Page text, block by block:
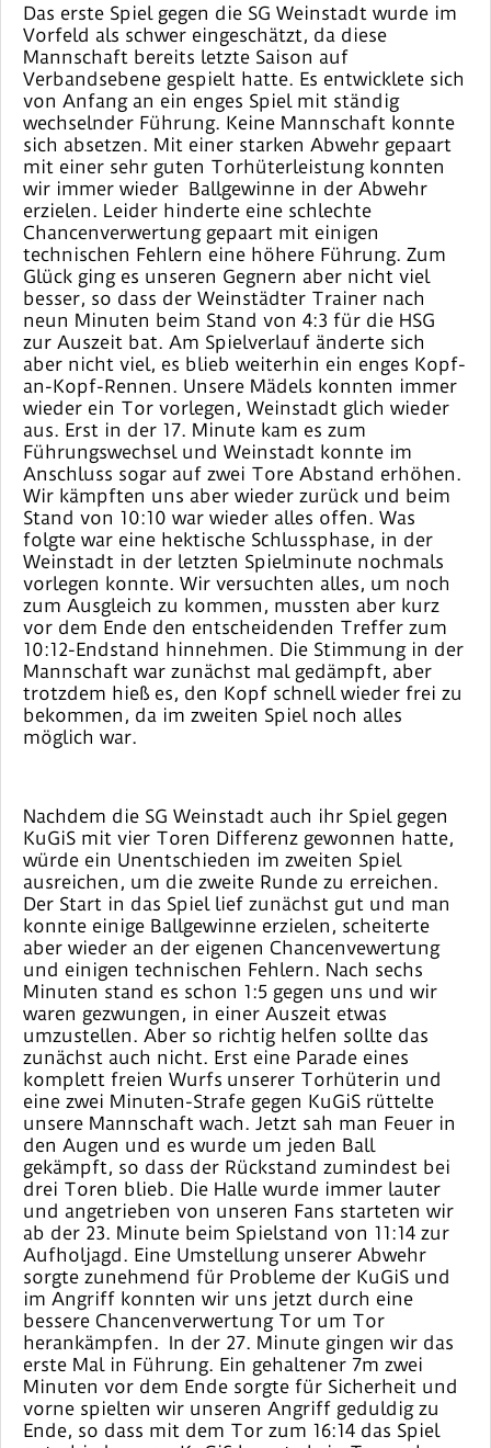
Das erste Spiel gegen die SG Weinstadt wurde im
Vorfeld als schwer eingeschätzt, da diese
Mannschaft bereits letzte Saison auf
Verbandsebene gespielt hatte. Es entwicklete sich
von Anfang an ein enges Spiel mit ständig
wechselnder Führung. Keine Mannschaft konnte
sich absetzen. Mit einer starken Abwehr gepaart
mit einer sehr guten Torhüterleistung konnten
wir immer wieder Ballgewinne in der Abwehr
erzielen. Leider hinderte eine schlechte
Chancenverwertung gepaart mit einigen
technischen Fehlern eine höhere Führung. Zum
Glück ging es unseren Gegnern aber nicht viel
besser, so dass der Weinstädter Trainer nach
neun Minuten beim Stand von 4:3 für die HSG
zur Auszeit bat. Am Spielverlauf änderte sich
aber nicht viel, es blieb weiterhin ein enges Kopf-
an-Kopf-Rennen. Unsere Mädels konnten immer
wieder ein Tor vorlegen, Weinstadt glich wieder
aus. Erst in der 17. Minute kam es zum
Führungswechsel und Weinstadt konnte im
Anschluss sogar auf zwei Tore Abstand erhöhen.
Wir kämpften uns aber wieder zurück und beim
Stand von 10:10 war wieder alles offen. Was
folgte war eine hektische Schlussphase, in der
Weinstadt in der letzten Spielminute nochmals
vorlegen konnte. Wir versuchten alles, um noch
zum Ausgleich zu kommen, mussten aber kurz
vor dem Ende den entscheidenden Treffer zum
10:12-Endstand hinnehmen. Die Stimmung in der
Mannschaft war zunächst mal gedämpft, aber
trotzdem hieß es, den Kopf schnell wieder frei zu
bekommen, da im zweiten Spiel noch alles
möglich war.
Nachdem die SG Weinstadt auch ihr Spiel gegen
KuGiS mit vier Toren Differenz gewonnen hatte,
würde ein Unentschieden im zweiten Spiel
ausreichen, um die zweite Runde zu erreichen.
Der Start in das Spiel lief zunächst gut und man
konnte einige Ballgewinne erzielen, scheiterte
aber wieder an der eigenen Chancenvewertung
und einigen technischen Fehlern. Nach sechs
Minuten stand es schon 1:5 gegen uns und wir
waren gezwungen, in einer Auszeit etwas
umzustellen. Aber so richtig helfen sollte das
zunächst auch nicht. Erst eine Parade eines
komplett freien Wurfs unserer Torhüterin und
eine zwei Minuten-Strafe gegen KuGiS rüttelte
unsere Mannschaft wach. Jetzt sah man Feuer in
den Augen und es wurde um jeden Ball
gekämpft, so dass der Rückstand zumindest bei
drei Toren blieb. Die Halle wurde immer lauter
und angetrieben von unseren Fans starteten wir
ab der 23. Minute beim Spielstand von 11:14 zur
Aufholjagd. Eine Umstellung unserer Abwehr
sorgte zunehmend für Probleme der KuGiS und
im Angriff konnten wir uns jetzt durch eine
bessere Chancenverwertung Tor um Tor
herankämpfen. In der 27. Minute gingen wir das
erste Mal in Führung. Ein gehaltener 7m zwei
Minuten vor dem Ende sorgte für Sicherheit und
vorne spielten wir unseren Angriff geduldig zu
Ende, so dass mit dem Tor zum 16:14 das Spiel